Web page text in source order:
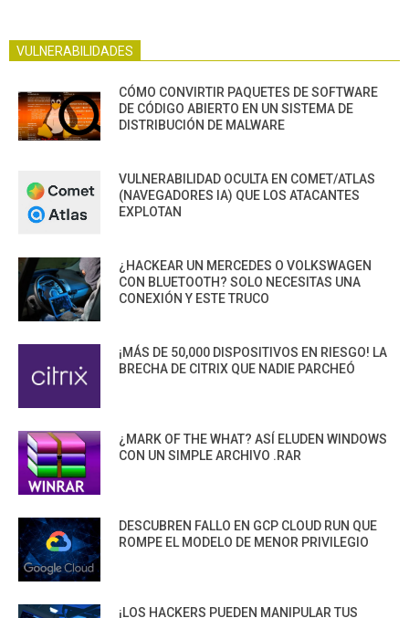
VULNERABILIDADES
CÓMO CONVIRTIR PAQUETES DE SOFTWARE
DE CÓDIGO ABIERTO EN UN SISTEMA DE
DISTRIBUCIÓN DE MALWARE
VULNERABILIDAD OCULTA EN COMET/ATLAS
(NAVEGADORES IA) QUE LOS ATACANTES
EXPLOTAN
¿HACKEAR UN MERCEDES O VOLKSWAGEN
CON BLUETOOTH? SOLO NECESITAS UNA
CONEXIÓN Y ESTE TRUCO
¡MÁS DE 50,000 DISPOSITIVOS EN RIESGO! LA
BRECHA DE CITRIX QUE NADIE PARCHEÓ
¿MARK OF THE WHAT? ASÍ ELUDEN WINDOWS
CON UN SIMPLE ARCHIVO .RAR
DESCUBREN FALLO EN GCP CLOUD RUN QUE
ROMPE EL MODELO DE MENOR PRIVILEGIO
¡LOS HACKERS PUEDEN MANIPULAR TUS